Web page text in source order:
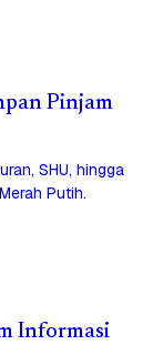
Pinjam
SHU, hingga
Putih.
Informasi